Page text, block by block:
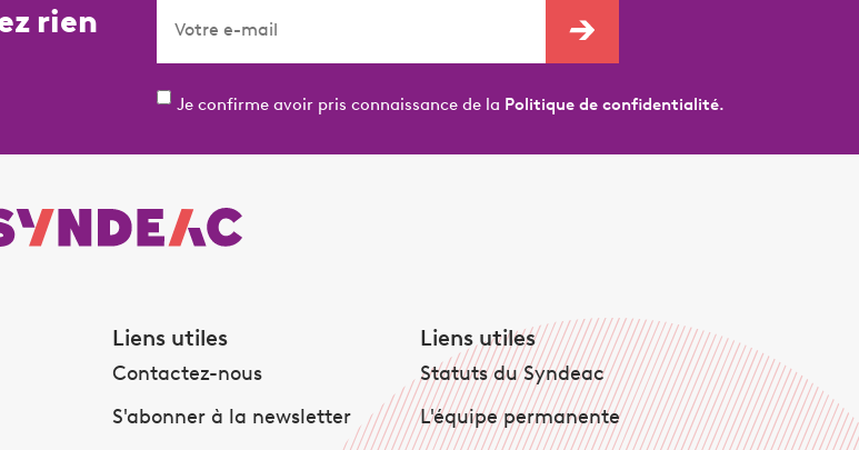
rien
Je confirme avoir pris connaissance de la Politique de confidentialité.
Liens utiles
Contactez-nous
S'abonner à la newsletter
Liens utiles
Statuts du Syndeac
L'équipe permanente